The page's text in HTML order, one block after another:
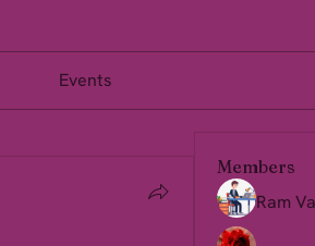
Events
Members
Ram